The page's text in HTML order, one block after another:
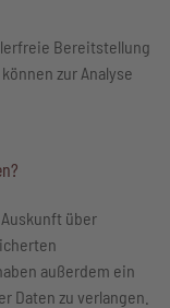
Bereitstellung
zur Analyse
über
außerdem ein
Daten zu verlangen.